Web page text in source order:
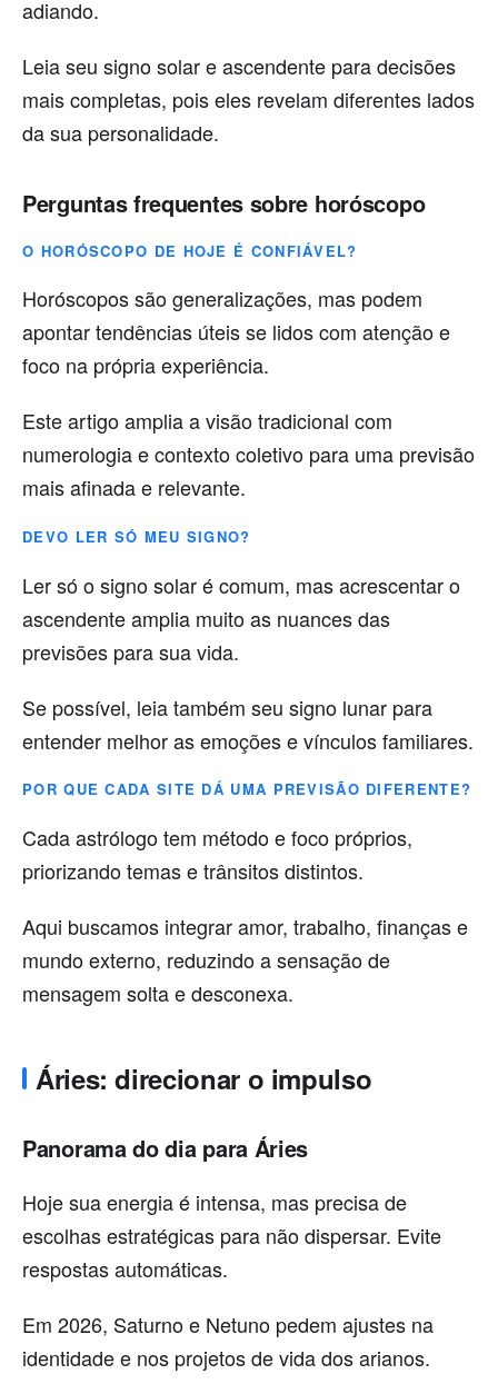
adiando.
Leia seu signo solar e ascendente para decisões
mais completas, pois eles revelam diferentes lados
da sua personalidade.
Perguntas frequentes sobre horóscopo
O HORÓSCOPO DE HOJE É CONFIÁVEL?
Horóscopos são generalizações, mas podem
apontar tendências úteis se lidos com atenção e
foco na própria experiência.
Este artigo amplia a visão tradicional com
numerologia e contexto coletivo para uma previsão
mais afinada e relevante.
DEVO LER SÓ MEU SIGNO?
Ler só o signo solar é comum, mas acrescentar o
ascendente amplia muito as nuances das
previsões para sua vida.
Se possível, leia também seu signo lunar para
entender melhor as emoções e vínculos familiares.
POR QUE CADA SITE DÁ UMA PREVISÃO DIFERENTE?
Cada astrólogo tem método e foco próprios,
priorizando temas e trânsitos distintos.
Aqui buscamos integrar amor, trabalho, finanças e
mundo externo, reduzindo a sensação de
mensagem solta e desconexa.
Áries: direcionar o impulso
Panorama do dia para Áries
Hoje sua energia é intensa, mas precisa de
escolhas estratégicas para não dispersar. Evite
respostas automáticas.
Em 2026, Saturno e Netuno pedem ajustes na
identidade e nos projetos de vida dos arianos.